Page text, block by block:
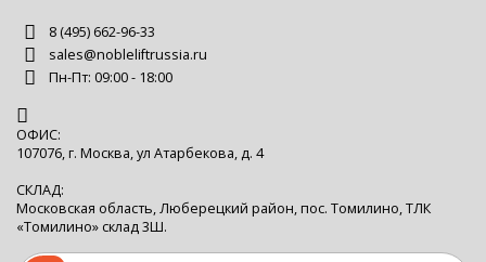
8 (495) 662-96-33
sales@nobleliftrussia.ru
Пн-Пт: 09:00 - 18:00
ОФИС:
107076, г. Москва, ул Атарбекова, д. 4
СКЛАД:
Московская область, Люберецкий район, пос. Томилино, ТЛК
«Томилино» склад 3Ш.